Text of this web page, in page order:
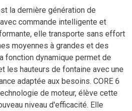
la dernière génération de
commande intelligente et
elle transporte sans effort
moyennes à grandes et des
fonction dynamique permet de
les hauteurs de fontaine avec une
adaptée aux besoins. CORE 6
de moteur, élève cette
niveau d'efficacité. Elle